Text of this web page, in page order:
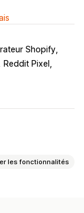
Shopify
Reddit Pixel
les fonctionnalités